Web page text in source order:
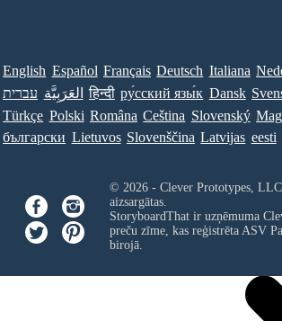
English Español Français Deutsch Italiana
עברית العَرَبِيَّة हिन्दी ру́сский язы́к Dansk
Türkçe Polski Româna Ceština Slovenský
български Lietuvos Slovenščina Latvijas eesti
© 2026 - Clever Prototypes, LLC
aizsargātas.
StoryboardThat ir uzņēmuma
preču zīme, kas reģistrēta ASV
birojā.